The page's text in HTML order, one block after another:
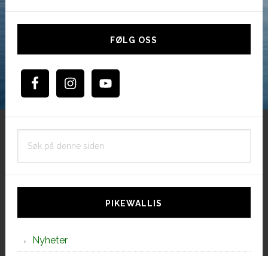
Hoved
FØLG OSS
PIKEWALLIS
Nyheter